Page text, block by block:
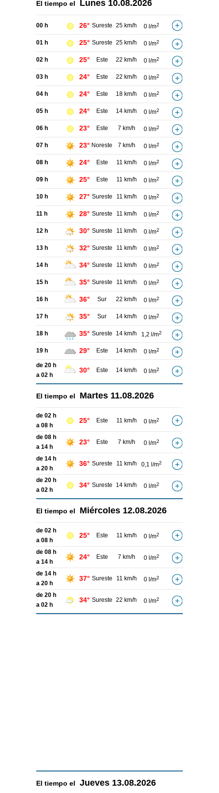
El tiempo el Lunes 10.08.2026
00 h 26° Sureste 25 km/h 0 l/m2
01 h 25° Sureste 25 km/h 0 l/m2
02 h 25° Este 22 km/h 0 l/m2
03 h 24° Este 22 km/h 0 l/m2
04 h 24° Este 18 km/h 0 l/m2
05 h 24° Este 14 km/h 0 l/m2
06 h 23° Este 7 km/h 0 l/m2
07 h 23° Noreste 7 km/h 0 l/m2
08 h 24° Este 11 km/h 0 l/m2
09 h 25° Este 11 km/h 0 l/m2
10 h 27° Sureste 11 km/h 0 l/m2
11 h 28° Sureste 11 km/h 0 l/m2
12 h 30° Sureste 11 km/h 0 l/m2
13 h 32° Sureste 11 km/h 0 l/m2
14 h 34° Sureste 11 km/h 0 l/m2
15 h 35° Sureste 11 km/h 0 l/m2
16 h 36° Sur 22 km/h 0 l/m2
17 h 35° Sur 14 km/h 0 l/m2
18 h 35° Sureste 14 km/h 1,2 l/m2
19 h 29° Este 14 km/h 0 l/m2
de 20 h
a 02 h
30° Este 14 km/h 0 l/m2
El tiempo el Martes 11.08.2026
de 02 h
a 08 h
25° Este 11 km/h 0 l/m2
de 08 h
a 14 h
23° Este 7 km/h 0 l/m2
de 14 h
a 20 h
36° Sureste 11 km/h 0,1 l/m2
de 20 h
a 02 h
34° Sureste 14 km/h 0 l/m2
El tiempo el Miércoles 12.08.2026
de 02 h
a 08 h
25° Este 11 km/h 0 l/m2
de 08 h
a 14 h
24° Este 7 km/h 0 l/m2
de 14 h
a 20 h
37° Sureste 11 km/h 0 l/m2
de 20 h
a 02 h
34° Sureste 22 km/h 0 l/m2
El tiempo el Jueves 13.08.2026